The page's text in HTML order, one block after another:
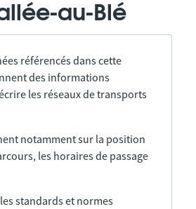
au-Blé
référencés dans cette
des informations
les réseaux de transports
notamment sur la position
les horaires de passage
standards et normes